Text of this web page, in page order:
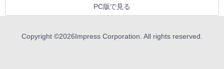
PC版で見る
Copyright ©2026Impress Corporation. All rights reserved.